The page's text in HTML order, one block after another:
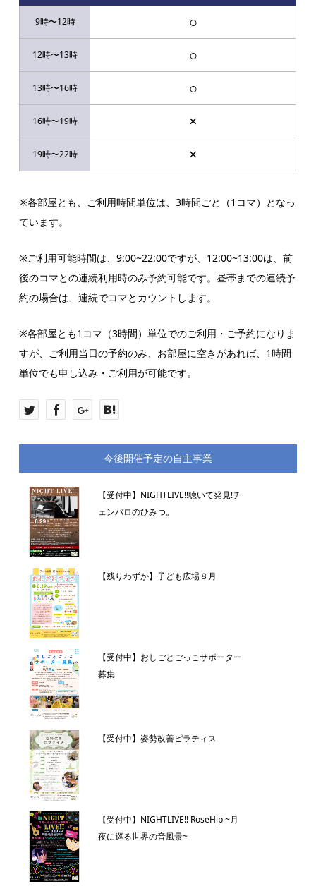
○
○
○
×
×
※各部屋とも、ご利用時間単位は、3時間ごと（1コマ）となっ
ています。
※ご利用可能時間は、9:00~22:00ですが、12:00~13:00は、前
後のコマとの連続利用時のみ予約可能です。昼帯までの連続予
約の場合は、連続でコマとカウントします。
※各部屋とも1コマ（3時間）単位でのご利用・ご予約になりま
すが、ご利用当日の予約のみ、お部屋に空きがあれば、1時間
単位でも申し込み・ご利用が可能です。
今後開催予定の自主事業
【受付中】NIGHTLIVE!!聴いて発見!チ
ェンバロのひみつ。
【残りわずか】子ども広場８月
【受付中】おしごとごっこサポーター
募集
【受付中】姿勢改善ピラティス
【受付中】NIGHTLIVE!! RoseHip ~月
夜に巡る世界の音風景~